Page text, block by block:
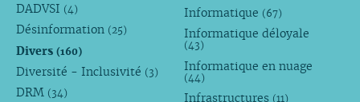
DADVSI (4)
Désinformation (25)
Divers (160)
Diversité - Inclusivité (3)
DRM (34)
Informatique (67)
Informatique déloyale
(43)
Informatique en nuage
(44)
Infrastructures (11)